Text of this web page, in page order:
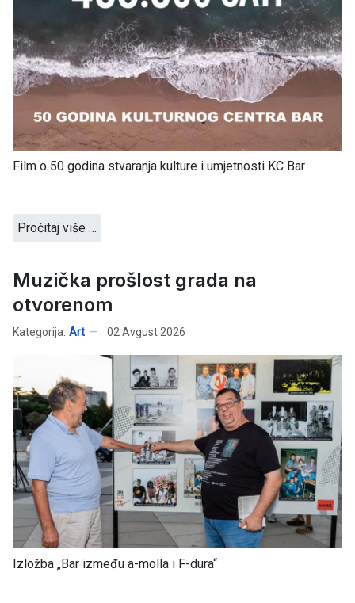
Film o 50 godina stvaranja kulture i umjetnosti KC Bar
Pročitaj više …
Muzička prošlost grada na
otvorenom
Kategorija: Art 02 Avgust 2026
Izložba „Bar između a-molla i F-dura“